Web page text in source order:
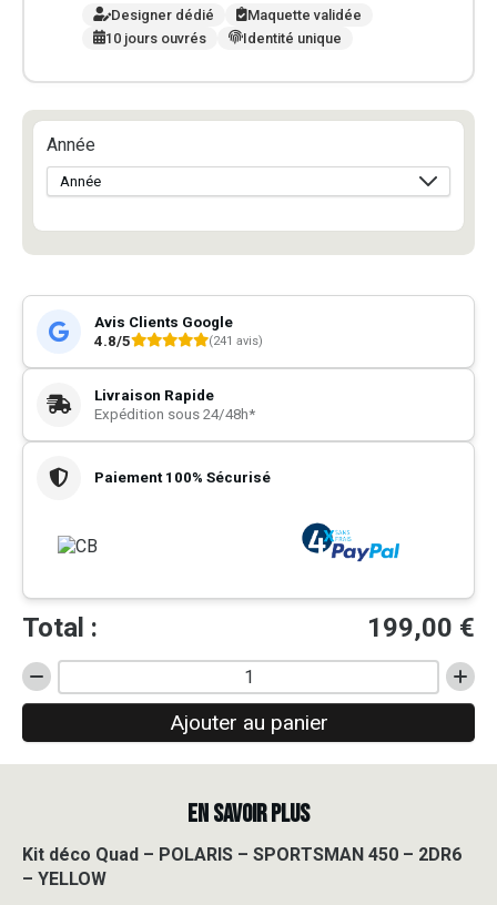
Designer dédié
Maquette validée
10 jours ouvrés
Identité unique
Année
Avis Clients Google
4.8/5
(241 avis)
Livraison Rapide
Expédition sous 24/48h*
Paiement 100% Sécurisé
Total : 199,00 €
quantité
de
déco
Quad
SPORTSMAN
450
Ajouter au panier
EN SAVOIR PLUS
Kit déco Quad – POLARIS – SPORTSMAN 450 – 2DR6
– YELLOW